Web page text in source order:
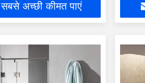
सबसे अच्छी कीमत पाएं